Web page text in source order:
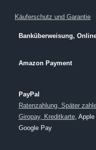
Käuferschutz und Garantie
Banküberweisung,
Amazon Payment
PayPal
Ratenzahlung, Später
Giropay, Kreditkarte, Apple
Google Pay